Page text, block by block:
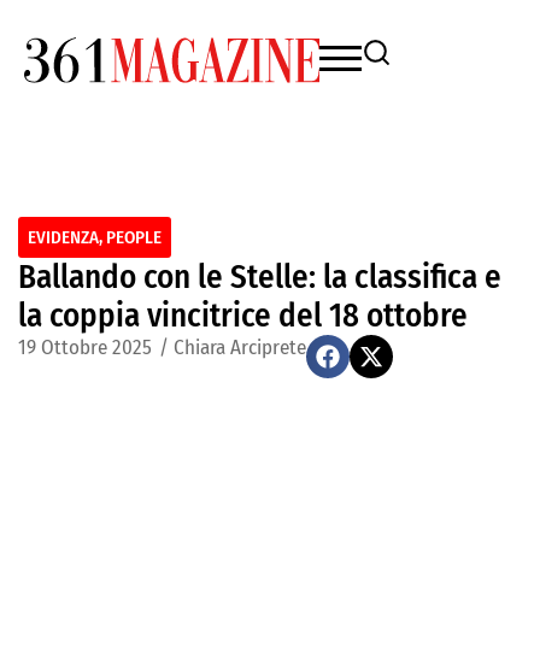
EVIDENZA, PEOPLE
Ballando con le Stelle: la classifica e
la coppia vincitrice del 18 ottobre
19 Ottobre 2025 / Chiara Arciprete